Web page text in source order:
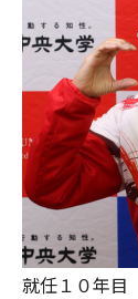
就任１０年目